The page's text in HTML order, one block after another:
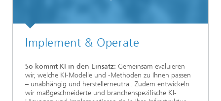
Implement & Operate
So kommt KI in den Einsatz: Gemeinsam evaluieren
wir, welche KI-Modelle und -Methoden zu Ihnen passen
– unabhängig und herstellerneutral. Zudem entwickeln
wir maßgeschneiderte und branchenspezifische KI-